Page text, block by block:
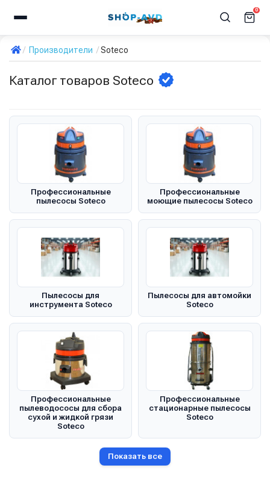
0
Производители Soteco
Каталог товаров Soteco
Профессиональные
пылесосы Soteco
Профессиональные
моющие пылесосы Soteco
Пылесосы для
инструмента Soteco
Пылесосы для автомойки
Soteco
Профессиональные
пылеводососы для сбора
сухой и жидкой грязи
Soteco
Профессиональные
стационарные пылесосы
Soteco
Показать все